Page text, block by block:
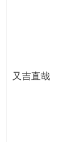
又吉直哉